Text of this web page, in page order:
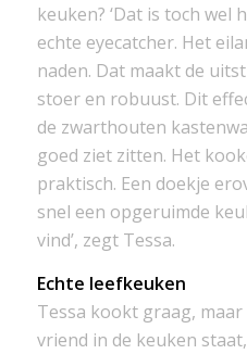
keuken? ‘Dat is toch wel
echte eyecatcher. Het
naden. Dat maakt de
stoer en robuust. Dit
de zwarthouten
goed ziet zitten. Het
praktisch. Een doekje
snel een opgeruimde
vind’, zegt Tessa.
Echte leefkeuken
Tessa kookt graag, maar
vriend in de keuken